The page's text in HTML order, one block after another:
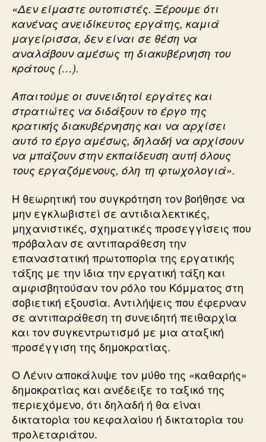
«Δεν είμαστε ουτοπιστές. Ξέρουμε ότι
κανένας ανειδίκευτος εργάτης, καμιά
μαγείρισσα, δεν είναι σε θέση να
αναλάβουν αμέσως τη διακυβέρνηση του
κράτους (…).
Απαιτούμε οι συνειδητοί εργάτες και
στρατιώτες να διδάξουν το έργο της
κρατικής διακυβέρνησης και να αρχίσει
αυτό το έργο αμέσως, δηλαδή να αρχίσουν
να μπάζουν στην εκπαίδευση αυτή όλους
τους εργαζόμενους, όλη τη φτωχολογιά».
Η θεωρητική του συγκρότηση τον βοήθησε να
μην εγκλωβιστεί σε αντιδιαλεκτικές,
μηχανιστικές, σχηματικές προσεγγίσεις που
πρόβαλαν σε αντιπαράθεση την
επαναστατική πρωτοπορία της εργατικής
τάξης με την ίδια την εργατική τάξη και
αμφισβητούσαν τον ρόλο του Κόμματος στη
σοβιετική εξουσία. Αντιλήψεις που έφερναν
σε αντιπαράθεση τη συνειδητή πειθαρχία
και τον συγκεντρωτισμό με μια αταξική
προσέγγιση της δημοκρατίας.
Ο Λένιν αποκάλυψε τον μύθο της «καθαρής»
δημοκρατίας και ανέδειξε το ταξικό της
περιεχόμενο, ότι δηλαδή ή θα είναι
δικτατορία του κεφαλαίου ή δικτατορία του
προλεταριάτου.